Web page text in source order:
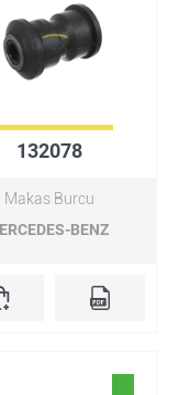
132078
Makas Burcu
BENZ